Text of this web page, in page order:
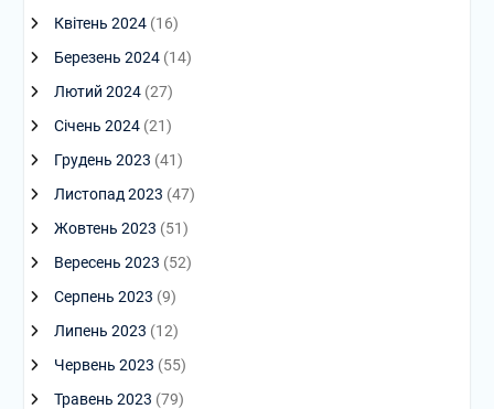
Квітень 2024(16)
Березень 2024(14)
Лютий 2024(27)
Січень 2024(21)
Грудень 2023 (41)
Листопад 2023 (47)
Жовтень 2023 (51)
Вересень 2023 (52)
Серпень 2023 (9)
Липень 2023 (12)
Червень 2023 (55)
Травень 2023 (79)